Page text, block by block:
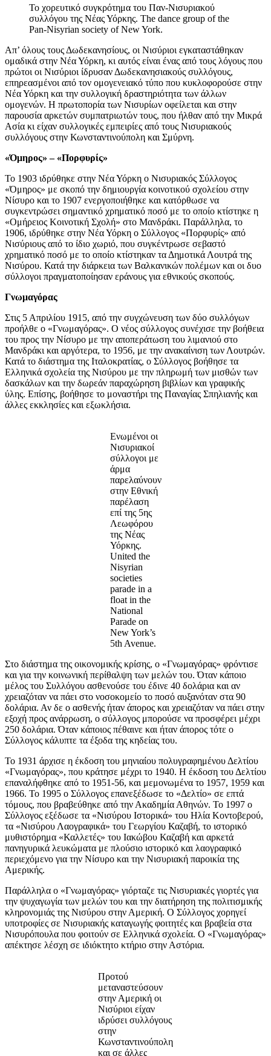
Το χορευτικό συγκρότημα του Παν-Νισυριακού
συλλόγου της Νέας Υόρκης. The dance group of the
Pan-Nisyrian society of New York.
Απ’ όλους τους Δωδεκανησίους, οι Νισύριοι εγκαταστάθηκαν
ομαδικά στην Νέα Υόρκη, κι αυτός είναι ένας από τους λόγους που
πρώτοι οι Νισύριοι ίδρυσαν Δωδεκανησιακούς συλλόγους,
επηρεασμένοι από τον ομογενειακό τύπο που κυκλοφορούσε στην
Νέα Υόρκη και την συλλογική δραστηριότητα των άλλων
ομογενών. Η πρωτοπορία των Νισυρίων οφείλεται και στην
παρουσία αρκετών συμπατριωτών τους, που ήλθαν από την Μικρά
Ασία κι είχαν συλλογικές εμπειρίες από τους Νισυριακούς
συλλόγους στην Κωνσταντινούπολη και Σμύρνη.
«Όμηρος» – «Πορφυρίς»
Το 1903 ιδρύθηκε στην Νέα Υόρκη ο Νισυριακός Σύλλογος
«Όμηρος» με σκοπό την δημιουργία κοινοτικού σχολείου στην
Νίσυρο και το 1907 ενεργοποιήθηκε και κατόρθωσε να
συγκεντρώσει σημαντικό χρηματικό ποσό με το οποίο κτίστηκε η
«Ομήρειος Κοινοτική Σχολή» στο Μανδράκι. Παράλληλα, το
1906, ιδρύθηκε στην Νέα Υόρκη ο Σύλλογος «Πορφυρίς» από
Νισύριους από το ίδιο χωριό, που συγκέντρωσε σεβαστό
χρηματικό ποσό με το οποίο κτίστηκαν τα Δημοτικά Λουτρά της
Νισύρου. Κατά την διάρκεια των Βαλκανικών πολέμων και οι δυο
σύλλογοι πραγματοποίησαν εράνους για εθνικούς σκοπούς.
Γνωμαγόρας
Στις 5 Απριλίου 1915, από την συγχώνευση των δύο συλλόγων
προήλθε ο «Γνωμαγόρας». Ο νέος σύλλογος συνέχισε την βοήθεια
του προς την Νίσυρο με την αποπεράτωση του λιμανιού στο
Μανδράκι και αργότερα, το 1956, με την ανακαίνιση των Λουτρών.
Κατά το διάστημα της Ιταλοκρατίας, ο Σύλλογος βοήθησε τα
Ελληνικά σχολεία της Νισύρου με την πληρωμή των μισθών των
δασκάλων και την δωρεάν παραχώρηση βιβλίων και γραφικής
ύλης. Επίσης, βοήθησε το μοναστήρι της Παναγίας Σπηλιανής και
άλλες εκκλησίες και εξωκλήσια.
Ενωμένοι οι
Νισυριακοί
σύλλογοι με
άρμα
παρελαύνουν
στην Εθνική
παρέλαση
επί της 5ης
Λεωφόρου
της Νέας
Υόρκης.
United the
Nisyrian
societies
parade in a
float in the
National
Parade on
New York’s
5th Avenue.
Στο διάστημα της οικονομικής κρίσης, ο «Γνωμαγόρας» φρόντισε
και για την κοινωνική περίθαλψη των μελών του. Όταν κάποιο
μέλος του Συλλόγου ασθενούσε του έδινε 40 δολάρια και αν
χρειαζόταν να πάει στο νοσοκομείο το ποσό αυξανόταν στα 90
δολάρια. Αν δε ο ασθενής ήταν άπορος και χρειαζόταν να πάει στην
εξοχή προς ανάρρωση, ο σύλλογος μπορούσε να προσφέρει μέχρι
250 δολάρια. Όταν κάποιος πέθαινε και ήταν άπορος τότε ο
Σύλλογος κάλυπτε τα έξοδα της κηδείας του.
Το 1931 άρχισε η έκδοση του μηνιαίου πολυγραφημένου Δελτίου
«Γνωμαγόρας», που κράτησε μέχρι το 1940. Η έκδοση του Δελτίου
επαναλήφθηκε από το 1951-56, και μεμονωμένα το 1957, 1959 και
1966. Το 1995 ο Σύλλογος επανεξέδωσε το «Δελτίο» σε επτά
τόμους, που βραβεύθηκε από την Ακαδημία Αθηνών. Το 1997 ο
Σύλλογος εξέδωσε τα «Νισύρου Ιστορικά» του Ηλία Κοντοβερού,
τα «Νισύρου Λαογραφικά» του Γεωργίου Καζαβή, το ιστορικό
μυθιστόρημα «Καλλετές» του Ιακώβου Καζαβή και αρκετά
πανηγυρικά λευκώματα με πλούσιο ιστορικό και λαογραφικό
περιεχόμενο για την Νίσυρο και την Νισυριακή παροικία της
Αμερικής.
Παράλληλα ο «Γνωμαγόρας» γιόρταζε τις Νισυριακές γιορτές για
την ψυχαγωγία των μελών του και την διατήρηση της πολιτισμικής
κληρονομιάς της Νισύρου στην Αμερική. Ο Σύλλογος χορηγεί
υποτροφίες σε Νισυριακής καταγωγής φοιτητές και βραβεία στα
Νισυρόπουλα που φοιτούν σε Ελληνικά σχολεία. Ο «Γνωμαγόρας»
απέκτησε λέσχη σε ιδιόκτητο κτήριο στην Αστόρια.
Προτού
μεταναστεύσουν
στην Αμερική οι
Νισύριοι είχαν
ιδρύσει συλλόγους
στην
Κωνσταντινούπολη
και σε άλλες